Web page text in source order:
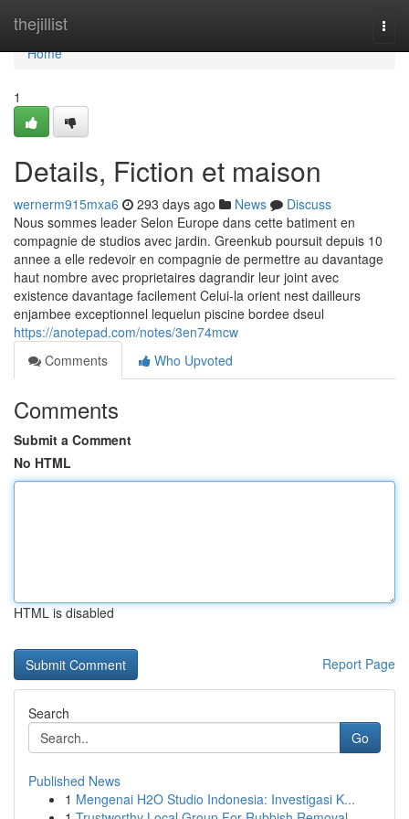
thejillist
Home
Home
1
Details, Fiction et maison
wernerm915mxa6 293 days ago News
Discuss
Nous sommes leader Selon Europe dans cette batiment en
compagnie de studios avec jardin. Greenkub poursuit depuis 10
annee a elle redevoir en compagnie de permettre au davantage
haut nombre avec proprietaires dagrandir leur joint avec
existence davantage facilement Celui-la orient nest dailleurs
enjambee exceptionnel lequelun piscine bordee dseul
https://anotepad.com/notes/3en74mcw
Comments
Who Upvoted
Comments
Submit a Comment
No HTML
HTML is disabled
Report Page
Search
Go
Published News
1 Mengenai H2O Studio Indonesia: Investigasi K...